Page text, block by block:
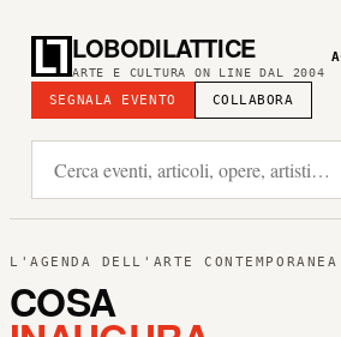
LOBODILATTICE
ARTE E CULTURA ON LINE DAL 2004
SEGNALA EVENTO COLLABORA
L'AGENDA DELL'ARTE
COSA